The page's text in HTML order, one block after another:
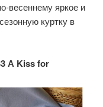
весеннему яркое и
куртку в
А Kiss for